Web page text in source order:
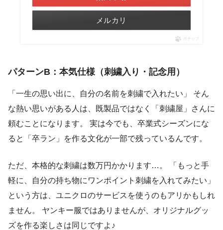
メルカリ
ポチップ
パターンB：本気仕様（刺繍入り・記念用）
「一生の思い出に、自分の名前を刺繍で入れたい」 そん
な熱い思いがある人は、既製品ではなく「刺繍屋」さんに
頼むことになります。 実は今でも、卒業式シーズンにな
ると「卒ラン」を作る文化が一部で残っているんです。
ただ、本格的な刺繍は数万円かかります…。 「もっと手
軽に、自分の持ち物にワンポイント刺繍を入れてみたい」
という方は、ユニクロのサービスを使うのもアリかもしれ
ません。 ヤンキー服ではありませんが、オリジナルグッ
ズを作る楽しさは同じですよ♪